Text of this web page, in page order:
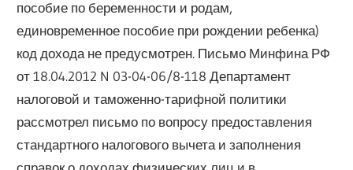
пособие по беременности и родам,
единовременное пособие при рождении ребенка)
код дохода не предусмотрен. Письмо Минфина РФ
от 18.04.2012 N 03-04-06/8-118 Департамент
налоговой и таможенно-тарифной политики
рассмотрел письмо по вопросу предоставления
стандартного налогового вычета и заполнения